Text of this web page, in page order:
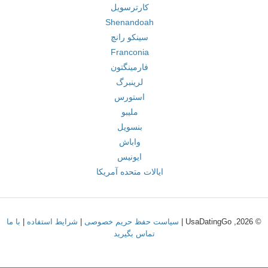
کارترسویل
Shenandoah
سینکو رانچ
Franconia
فارمینگتون
لرینبرگ
استورس
ملیبو
بنسویل
واباش
ایونیس
ایالات متحده آمریکا
© 2026, UsaDatingGo | سیاست حفظ حریم خصوصی شرایط استفاده
با ما
تماس بگیرید